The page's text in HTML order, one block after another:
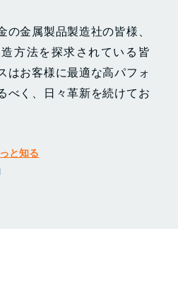
金属製品製造社の皆様、
方法を探求されている皆
はお客様に最適な高パフォ
べく、日々革新を続けてお
と知る